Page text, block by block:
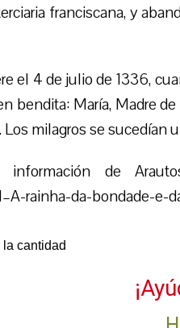
franciscana, y
el 4 de julio de 1336,
bendita: María, Madre
Los milagros se sucedían
información de
rainha-da-bondade-e-